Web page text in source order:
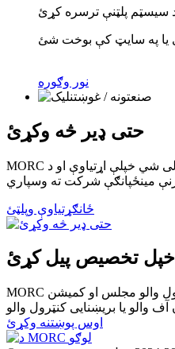
نور وګوره
حتی ډیر څه وکړئ
MORC د زده کړې او روزنې پراخه پروګرامونه وړاندې کوي ترڅو پیرودونکي او کاروونکي سره مرسته وکړي چې د مهمو تجهیزاتو او پروسو په اړه د دوی پوهه ژوره کړي.کاروونکي کولی شي خپلې اړتیاوې او د
ځانګړتیاوې وپلټئ
خپل تخصیص پیل کړئ
MORC د ډیری مخکښ والو جوړونکو سره ملګرتیا کړې ترڅو د والو بشپړولو او کیلیبریشن خدمت چمتو کړي.د پیرودونکو اړتیاو سره سم ، لکه د والو برخو انتخاب ، د نیوماتیک کنټرول والو مجلس او کمیشن
اوس پوښتنه وکړئ